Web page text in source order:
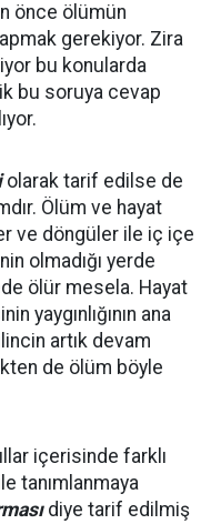
önce ölümün
gerekiyor. Zira
bu konularda
bu soruya cevap
olarak tarif edilse de
Ölüm ve hayat
ve döngüler ile iç içe
olmadığı yerde
ölür mesela. Hayat
yaygınlığının ana
artık devam
de ölüm böyle
içerisinde farklı
tanımlanmaya
diye tarif edilmiş